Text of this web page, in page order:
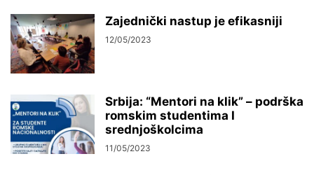
Zajednički nastup je efikasniji
12/05/2023
Srbija: “Mentori na klik” – podrška
romskim studentima I
srednjoškolcima
11/05/2023